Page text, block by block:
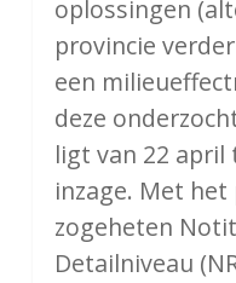
oplossingen
provincie
een
deze
ligt van 22
inzage. Met
zogeheten
Detailniveau